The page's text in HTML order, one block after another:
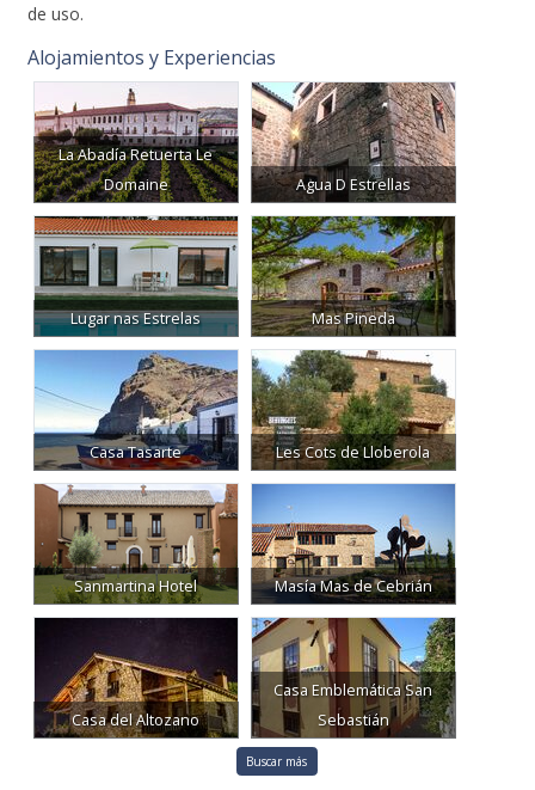
de uso.
Alojamientos y Experiencias
La Abadía Retuerta Le
Domaine
Agua D Estrellas
Lugar nas Estrelas Mas Pineda
Casa Tasarte Les Cots de Lloberola
Sanmartina Hotel Masía Mas de Cebrián
Casa del Altozano
Casa Emblemática San
Sebastián
Buscar más